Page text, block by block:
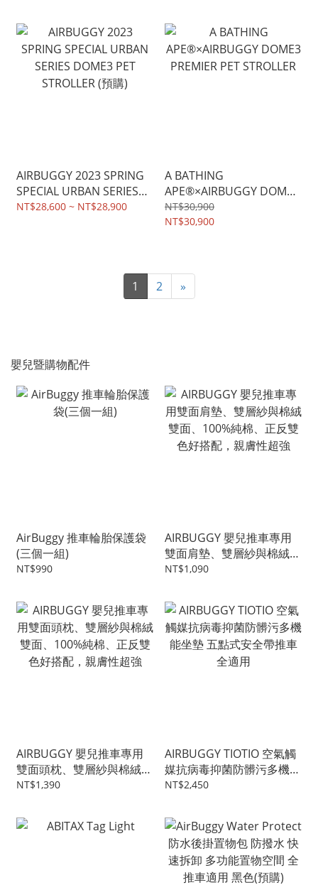
AIRBUGGY 2023 SPRING
SPECIAL URBAN SERIES
DOME3 PET STROLLER (預
NT$28,600 ~ NT$28,900
A BATHING
APE®×AIRBUGGY DOME3
PREMIER PET STROLLER
NT$30,900
NT$30,900
1 2 »
嬰兒暨購物配件
AirBuggy 推車輪胎保護袋
(三個一組)
NT$990
AIRBUGGY 嬰兒推車專用
雙面肩墊、雙層紗與棉絨雙
面、100%純棉、正反雙色
NT$1,090
AIRBUGGY 嬰兒推車專用
雙面頭枕、雙層紗與棉絨雙
面、100%純棉、正反雙色
NT$1,390
AIRBUGGY TIOTIO 空氣觸
媒抗病毒抑菌防髒污多機能
坐墊 五點式安全帶推車全
NT$2,450